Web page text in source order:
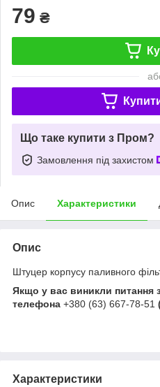
79 ₴
Що таке купити з Пром?
Замовлення під захистом
Опис Характеристики
Опис
Штуцер корпусу паливного
Якщо у вас виникли питання
телефона +380 (63) 667-78-51
Характеристики